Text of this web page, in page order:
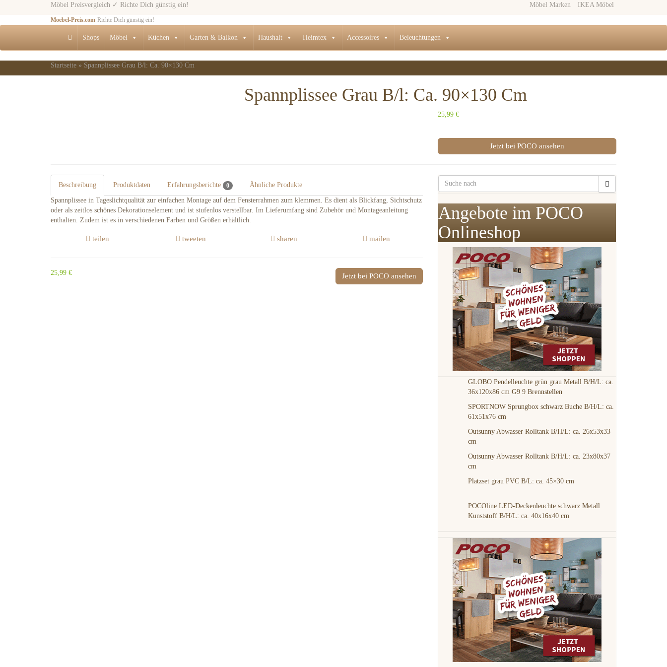
main
Möbel Preisvergleich ✓ Richte Dich günstig ein! Möbel Marken IKEA Möbel
Moebel-Preis.com Richte Dich günstig ein!
Shops Möbel Küchen Garten & Balkon Haushalt Heimtex Accessoires Beleuchtungen
Startseite » Spannplissee Grau B/l: Ca. 90×130 Cm
Spannplissee Grau B/l: Ca. 90×130 Cm
25,99 €
Jetzt bei POCO ansehen
Beschreibung Produktdaten Erfahrungsberichte 0 Ähnliche Produkte
Spannplissee in Tageslichtqualität zur einfachen Montage auf dem Fensterrahmen zum klemmen. Es dient als Blickfang, Sichtschutz
oder als zeitlos schönes Dekorationselement und ist stufenlos verstellbar. Im Lieferumfang sind Zubehör und Montageanleitung
enthalten. Zudem ist es in verschiedenen Farben und Größen erhältlich.
teilen tweeten sharen mailen
25,99 € Jetzt bei POCO ansehen
Angebote im POCO
Onlineshop
GLOBO Pendelleuchte grün grau Metall B/H/L: ca.
36x120x86 cm G9 9 Brennstellen
SPORTNOW Sprungbox schwarz Buche B/H/L: ca.
61x51x76 cm
Outsunny Abwasser Rolltank B/H/L: ca. 26x53x33
cm
Outsunny Abwasser Rolltank B/H/L: ca. 23x80x37
cm
Platzset grau PVC B/L: ca. 45×30 cm
POCOline LED-Deckenleuchte schwarz Metall
Kunststoff B/H/L: ca. 40x16x40 cm